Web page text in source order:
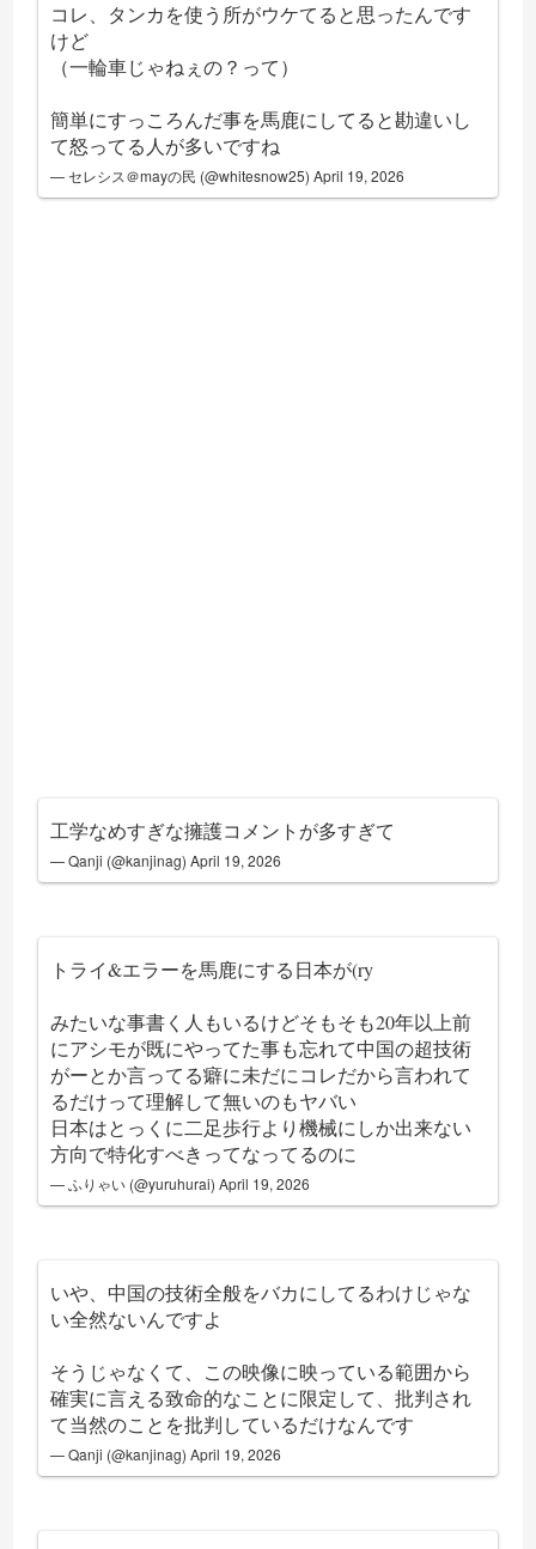
コレ、タンカを使う所がウケてると思ったんです
けど
（一輪車じゃねぇの？って）
簡単にすっころんだ事を馬鹿にしてると勘違いし
て怒ってる人が多いですね
— セレシス＠mayの民 (@whitesnow25)April 19, 2026
工学なめすぎな擁護コメントが多すぎて
— Qanji (@kanjinag)April 19, 2026
トライ&エラーを馬鹿にする日本が(ry
みたいな事書く人もいるけどそもそも20年以上前
にアシモが既にやってた事も忘れて中国の超技術
がーとか言ってる癖に未だにコレだから言われて
るだけって理解して無いのもヤバい
日本はとっくに二足歩行より機械にしか出来ない
方向で特化すべきってなってるのに
— ふりゃい (@yuruhurai)April 19, 2026
いや、中国の技術全般をバカにしてるわけじゃな
い全然ないんですよ
そうじゃなくて、この映像に映っている範囲から
確実に言える致命的なことに限定して、批判され
て当然のことを批判しているだけなんです
— Qanji (@kanjinag)April 19, 2026